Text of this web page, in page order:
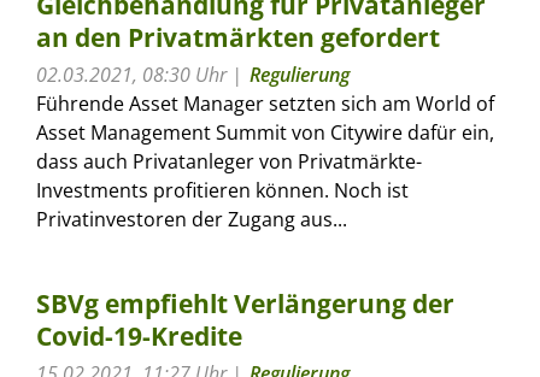
an den Privatmärkten gefordert
02.03.2021, 08:30 Uhr
Regulierung
Führende Asset Manager setzten sich am World of
Asset Management Summit von Citywire dafür ein,
dass auch Privatanleger von Privatmärkte-
Investments profitieren können. Noch ist
Privatinvestoren der Zugang aus...
SBVg empfiehlt Verlängerung der
Covid-19-Kredite